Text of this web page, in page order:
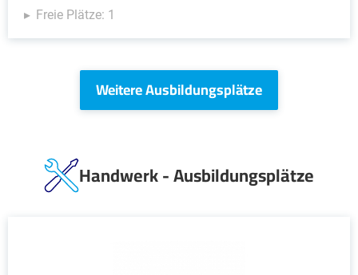
Freie Plätze: 1
Weitere Ausbildungsplätze
Handwerk - Ausbildungsplätze